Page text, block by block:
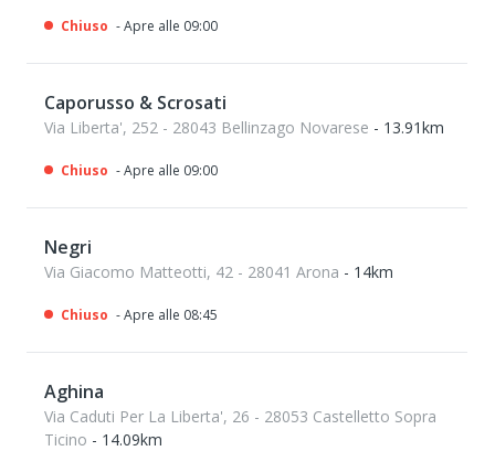
Chiuso - Apre alle 09:00
Caporusso & Scrosati
Via Liberta', 252 - 28043 Bellinzago Novarese - 13.91km
Chiuso - Apre alle 09:00
Negri
Via Giacomo Matteotti, 42 - 28041 Arona - 14km
Chiuso - Apre alle 08:45
Aghina
Via Caduti Per La Liberta', 26 - 28053 Castelletto Sopra
Ticino - 14.09km